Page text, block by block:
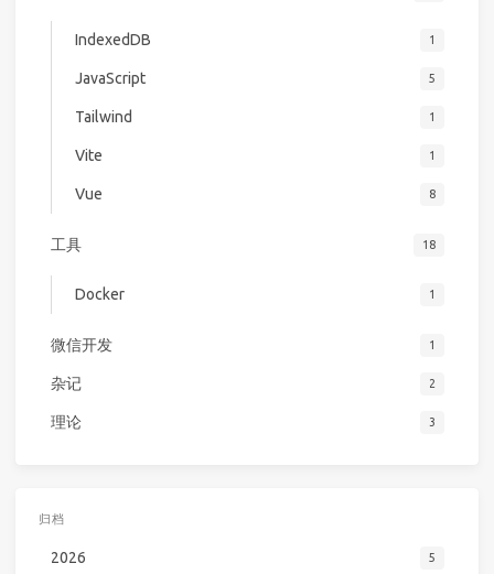
IndexedDB 1
JavaScript 5
Tailwind 1
Vite 1
Vue 8
工具 18
Docker 1
微信开发 1
杂记 2
理论 3
归档
2026 5